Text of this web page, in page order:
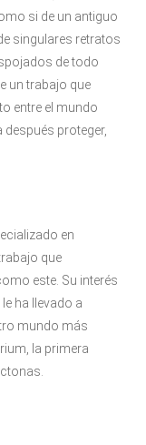
si de un antiguo
singulares retratos
de todo
un trabajo que
entre el mundo
proteger,
en
que
este. Su interés
ha llevado a
mundo más
la primera